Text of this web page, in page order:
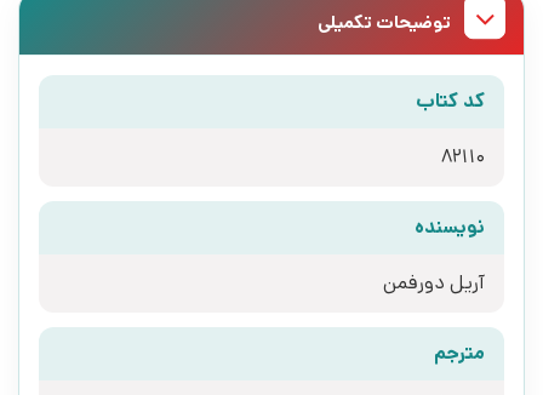
توضیحات تکمیلی
کد کتاب
82110
نویسنده
آریل دورفمن
مترجم